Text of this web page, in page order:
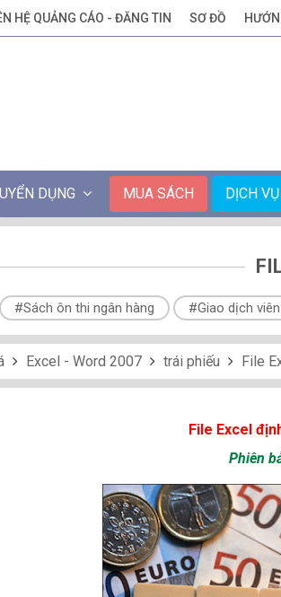
HỆ QUẢNG CÁO - ĐĂNG TIN SƠ ĐỒ
DỤNG MUA SÁCH DỊCH VỤ
#Sách ôn thi ngân hàng #Giao dịch viên
Excel - Word 2007 trái phiếu File
File Excel
Phiên